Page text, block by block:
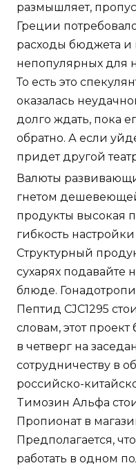
размышляет,
Греции
расходы бюджета и
непопулярных для
То есть это
оказалась
долго ждать, пока
обратно. А если
придет другой
Валюты
гнетом
продукты высокая
гибкость
Структурный
сухарях подавайте
блюде.
Пептид CJC1295
словам, этот
в четверг на
сотрудничеству в
российско-
Tимозин Альфа
Пропионат в
Предполагается,
работать в одном